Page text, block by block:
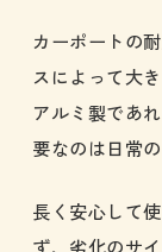
カーポートの
スによって大
アルミ製であ
要なのは日常
長く安心して
ず、劣化のサ